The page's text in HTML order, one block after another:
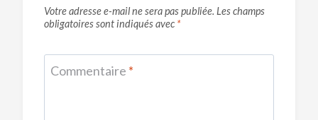
Votre adresse e-mail ne sera pas publiée. Les champs
obligatoires sont indiqués avec *
Commentaire *